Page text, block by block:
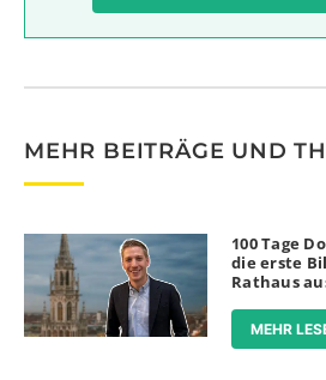
MEHR BEITRÄGE UND
100 Tage
die erste
Rathaus
MEHR